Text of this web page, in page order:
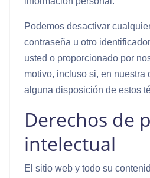
Podemos desactivar
contraseña u otro
usted o proporcionado por
motivo, incluso si, en nuestra
alguna disposición de estos
Derechos de
intelectual
El sitio web y todo su